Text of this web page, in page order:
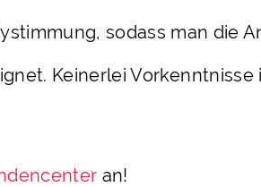
sodass man die
Keinerlei Vorkenntnisse
an!